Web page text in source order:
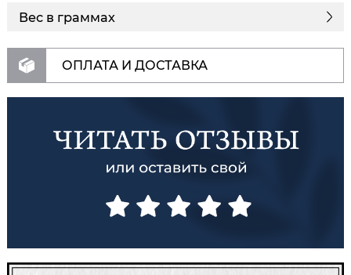
Вес в граммах
ОПЛАТА И ДОСТАВКА